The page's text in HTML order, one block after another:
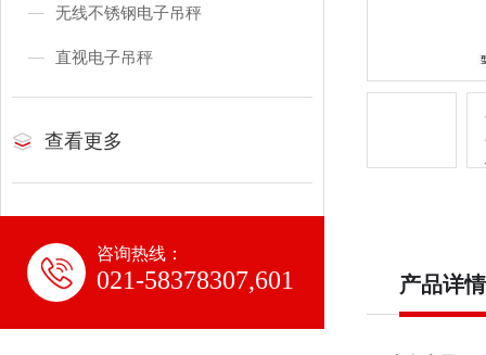
无线不锈钢电子吊秤
直视电子吊秤
查看更多
咨询热线：
021-58378307,601 产品详情